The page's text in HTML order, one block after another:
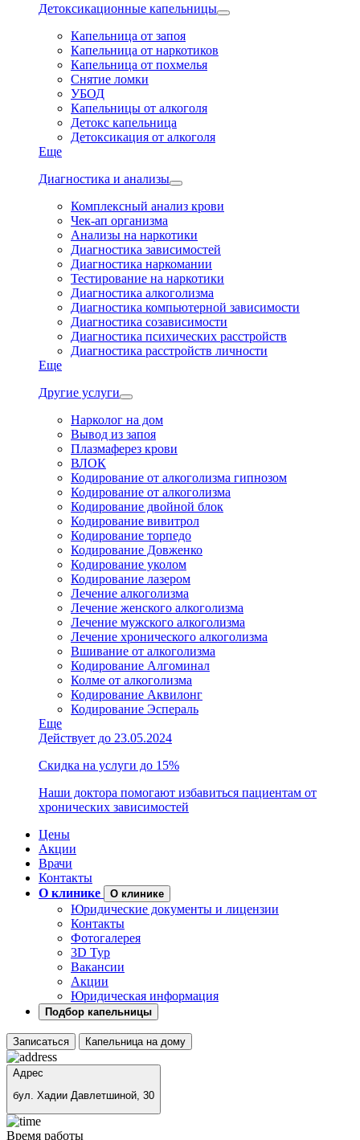
Детоксикационные капельницы
Капельница от запоя
Капельница от наркотиков
Капельница от похмелья
Снятие ломки
УБОД
Капельницы от алкоголя
Детокс капельница
Детоксикация от алкоголя
Еще
Диагностика и анализы
Комплексный анализ крови
Чек-ап организма
Анализы на наркотики
Диагностика зависимостей
Диагностика наркомании
Тестирование на наркотики
Диагностика алкоголизма
Диагностика компьютерной зависимости
Диагностика созависимости
Диагностика психических расстройств
Диагностика расстройств личности
Еще
Другие услуги
Нарколог на дом
Вывод из запоя
Плазмаферез крови
ВЛОК
Кодирование от алкоголизма гипнозом
Кодирование от алкоголизма
Кодирование двойной блок
Кодирование вивитрол
Кодирование торпедо
Кодирование Довженко
Кодирование уколом
Кодирование лазером
Лечение алкоголизма
Лечение женского алкоголизма
Лечение мужского алкоголизма
Лечение хронического алкоголизма
Вшивание от алкоголизма
Кодирование Алгоминал
Колме от алкоголизма
Кодирование Аквилонг
Кодирование Эспераль
Еще
Действует до 23.05.2024
Скидка на услуги до 15%
Наши доктора помогают избавиться пациентам от
хронических зависимостей
Цены
Акции
Врачи
Контакты
О клинике
О клинике
Юридические документы и лицензии
Контакты
Фотогалерея
3D Тур
Вакансии
Акции
Юридическая информация
Подбор капельницы
Записаться Капельница на дому
Адрес
бул. Хадии Давлетшиной, 30
Время работы